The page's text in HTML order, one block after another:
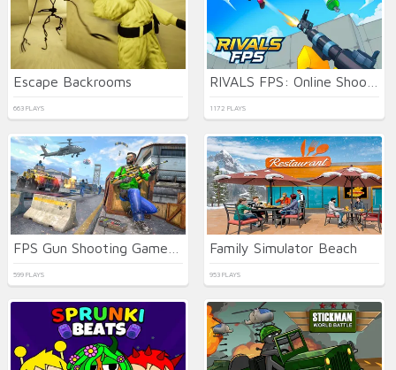
Escape Backrooms
663 PLAYS 1172 PLAYS
599 PLAYS
Family Simulator Beach
953 PLAYS